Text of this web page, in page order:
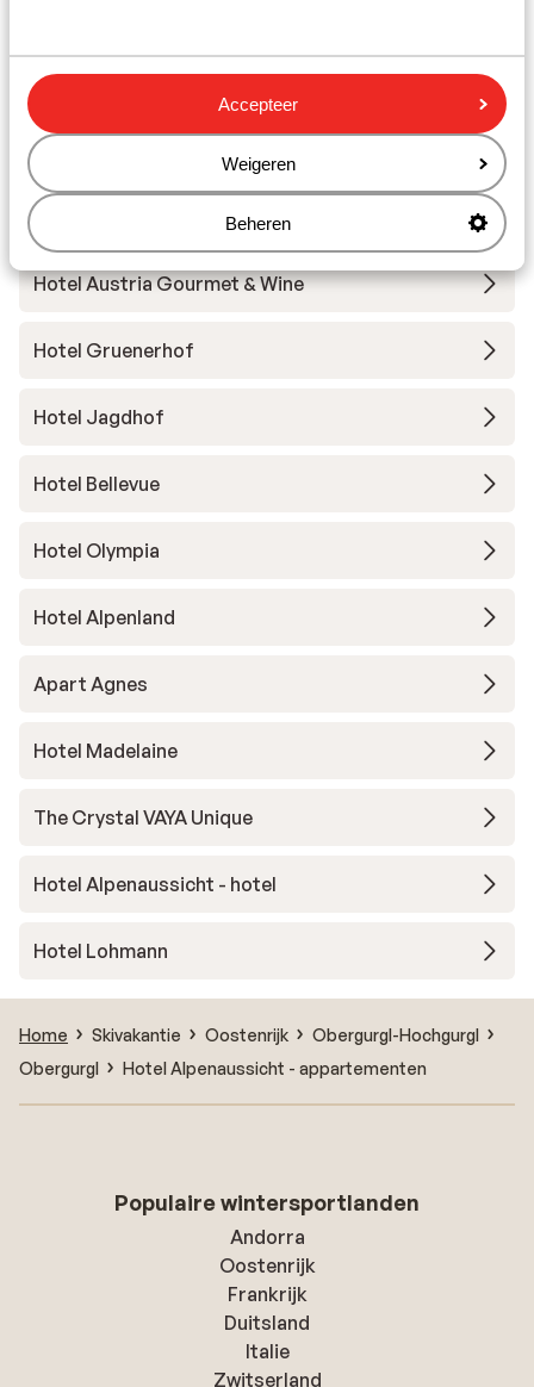
Accepteer
Weigeren
Beheren
Andere accommodaties in Obergurgl-
Hochgurgl
Alpen-Wellness Resort Hochfirst
Hotel Austria Gourmet & Wine
Hotel Gruenerhof
Hotel Jagdhof
Hotel Bellevue
Hotel Olympia
Hotel Alpenland
Apart Agnes
Hotel Madelaine
The Crystal VAYA Unique
Hotel Alpenaussicht - hotel
Hotel Lohmann
Home Skivakantie Oostenrijk
Obergurgl-Hochgurgl
Obergurgl
Hotel Alpenaussicht - appartementen
Populaire wintersportlanden
Andorra
Oostenrijk
Frankrijk
Duitsland
Italie
Zwitserland